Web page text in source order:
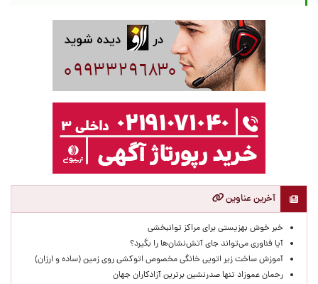
آخرین عناوین
خبر خوش بهزیستی برای مراکز توانبخشی
آیا فناوری می‌تواند جای آتش‌نشان‌ها را بگیرد؟
آموزش ساخت زیر اتویی خانگی مخصوص اتوکشی روی زمین (ساده و ارزان)
رحمان عموزاد تنها صدرنشین برترین آزادکاران جهان